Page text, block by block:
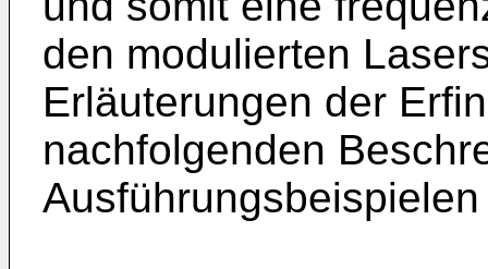
den modulierten
Erläuterungen der
nachfolgenden